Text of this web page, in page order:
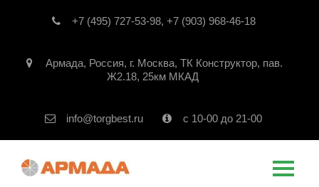
+7 (495) 727-53-98, +7 (903) 968-46-18
Армада, Россия, г. Москва, ТК Конструктор, пав.
Ж2.18, 25км МКАД
info@torgbest.ru с 10-00 до 21-00